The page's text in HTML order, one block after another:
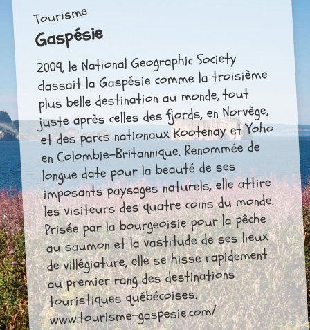
Tourisme
Gaspésie
2009, le National Geographic Society
classait la Gaspésie comme la troisième
plus belle destination au monde, tout
juste après celles des fjords, en Norvège,
et des parcs nationaux Kootenay et Yoho
en Colombie-Britannique. Renommée de
longue date pour la beauté de ses
imposants paysages naturels, elle attire
les visiteurs des quatre coins du monde.
Prisée par la bourgeoisie pour la pêche
au saumon et la vastitude de ses lieux
de villégiature, elle se hisse rapidement
au premier rang des destinations
touristiques québécoises.
www.tourisme-gaspesie.com/